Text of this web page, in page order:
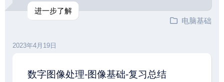
进一步了解
电脑基础
2023年4月19日
数字图像处理-图像基础-复习总结